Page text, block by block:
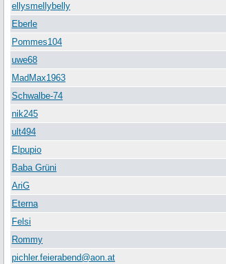
ellysmellybelly
Eberle
Pommes104
uwe68
MadMax1963
Schwalbe-74
nik245
ult494
Elpupio
Baba Grüni
AriG
Eterna
Felsi
Rommy
pichler.feierabend@aon.at